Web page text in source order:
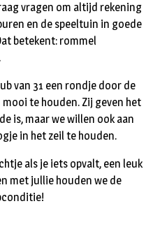
vragen om altijd rekening
en de speeltuin in goede
betekent: rommel
van 31 een rondje door de
te houden. Zij geven het
is, maar we willen ook aan
in het zeil te houden.
als je iets opvalt, een leuk
met jullie houden we de